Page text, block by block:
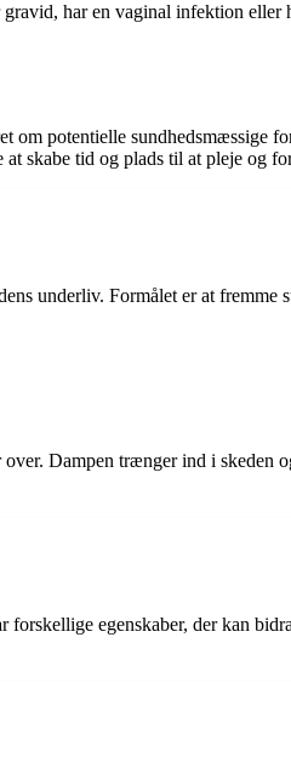
har en vaginal infektion eller
om potentielle sundhedsmæssige
skabe tid og plads til at pleje og
underliv. Formålet er at fremme
Dampen trænger ind i skeden
egenskaber, der kan